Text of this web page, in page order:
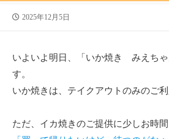
公
2025年12月5日
いよいよ明日、「いか焼き みえち
す。
いか焼きは、テイクアウトのみのご
ただ、イカ焼きのご提供に少しお時